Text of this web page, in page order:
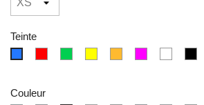
Teinte
Couleur